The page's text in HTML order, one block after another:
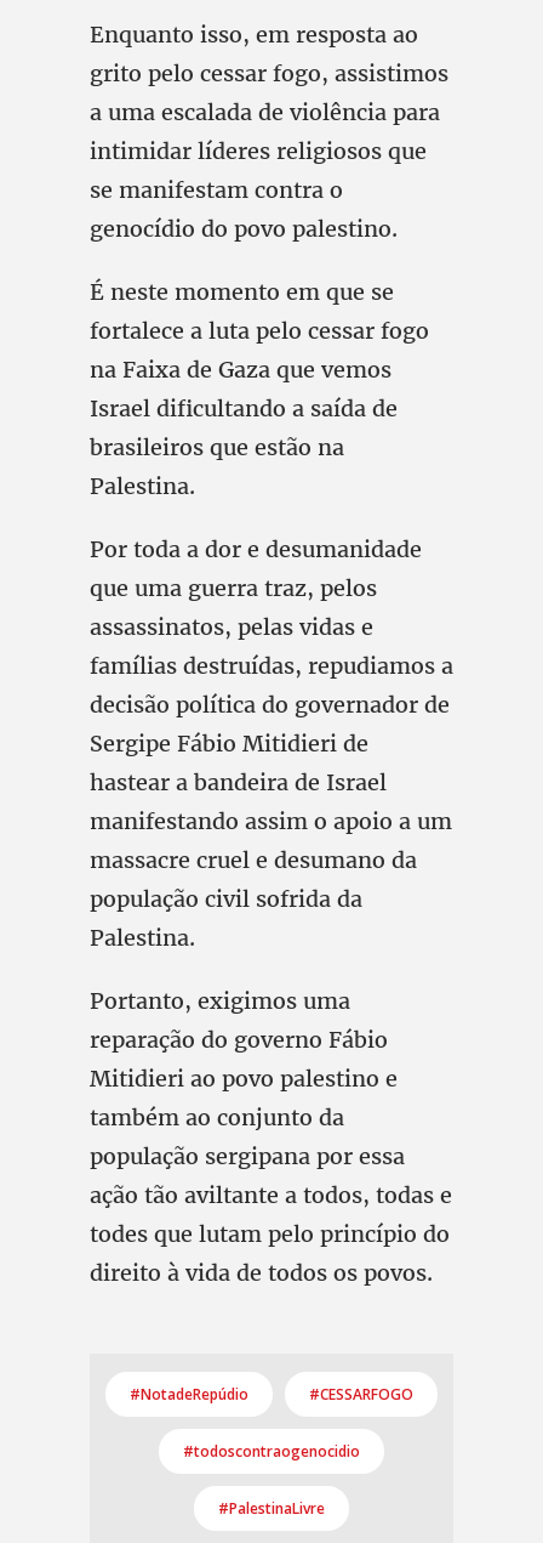
Enquanto isso, em resposta ao
grito pelo cessar fogo, assistimos
a uma escalada de violência para
intimidar líderes religiosos que
se manifestam contra o
genocídio do povo palestino.
É neste momento em que se
fortalece a luta pelo cessar fogo
na Faixa de Gaza que vemos
Israel dificultando a saída de
brasileiros que estão na
Palestina.
Por toda a dor e desumanidade
que uma guerra traz, pelos
assassinatos, pelas vidas e
famílias destruídas, repudiamos a
decisão política do governador de
Sergipe Fábio Mitidieri de
hastear a bandeira de Israel
manifestando assim o apoio a um
massacre cruel e desumano da
população civil sofrida da
Palestina.
Portanto, exigimos uma
reparação do governo Fábio
Mitidieri ao povo palestino e
também ao conjunto da
população sergipana por essa
ação tão aviltante a todos, todas e
todes que lutam pelo princípio do
direito à vida de todos os povos.
#NotadeRepúdio #CESSARFOGO
#todoscontraogenocidio
#PalestinaLivre